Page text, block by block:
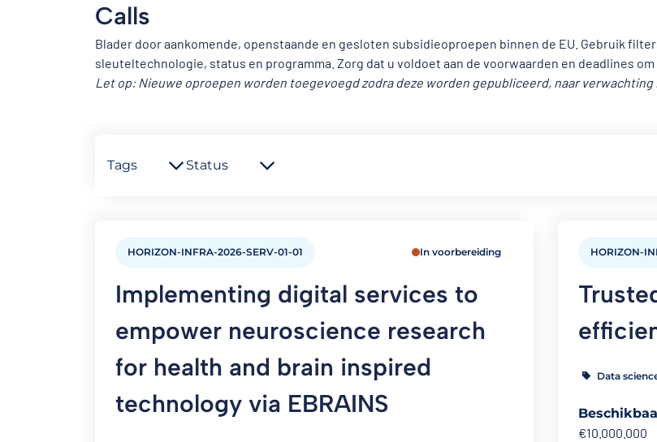
Calls
Blader door aankomende, openstaande en gesloten subsidieoproepen binnen de EU. Gebruik
sleuteltechnologie, status en programma. Zorg dat u voldoet aan de voorwaarden en deadlines
Let op: Nieuwe oproepen worden toegevoegd zodra deze worden gepubliceerd, naar verwachting
Tags Status
HORIZON-INFRA-2026-SERV-01-01 In voorbereiding
Implementing digital services to
empower neuroscience research
for health and brain inspired
technology via EBRAINS
HORIZON-
Data
€10.000.000